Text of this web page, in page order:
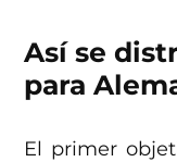
Así se
para
El primer